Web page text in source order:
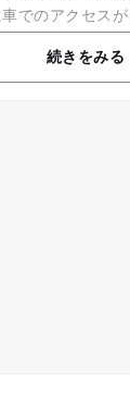
でのアクセス
続きをみる